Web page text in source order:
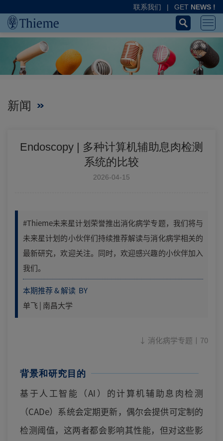
联系我们 | GET NEWS !
新闻
Endoscopy | 多种计算机辅助息肉检测
系统的比较
2026-04-15
#Thieme未来星计划荣誉推出消化病学专题，我们将与
未来星计划的小伙伴们持续推荐解读与消化病学相关的
最新研究，欢迎关注。同时，欢迎感兴趣的小伙伴加入
我们。
本期推荐 & 解读 BY
单飞 | 南昌大学
↓ 消化病学专题丨70
背景和研究目的
基于人工智能（AI）的计算机辅助息肉检测
（CADe）系统会定期更新，偶尔会提供可定制的
检测阈值，这两者都会影响其性能，但对这些影